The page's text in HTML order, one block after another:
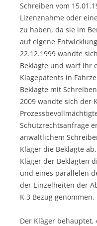
Schreiben vom
Lizenznahme oder
zu haben, da sie im
auf eigene
22.12.1999 wandte
Beklagte und warf ihr
Klagepatents in
Beklagte mit
2009 wandte sich der
Schutzrechtsanfrage
anwaltlichem
Kläger die Beklagte
Kläger der Beklagten
und eines parallelen
der Einzelheiten der
K 3 Bezug genommen.
Der Kläger behauptet,